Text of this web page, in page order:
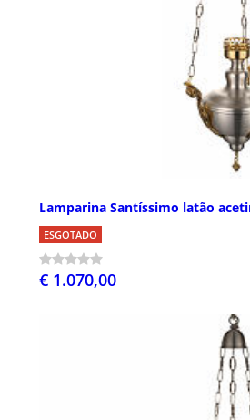
Lamparina Santíssimo latão
ESGOTADO
€ 1.070,00